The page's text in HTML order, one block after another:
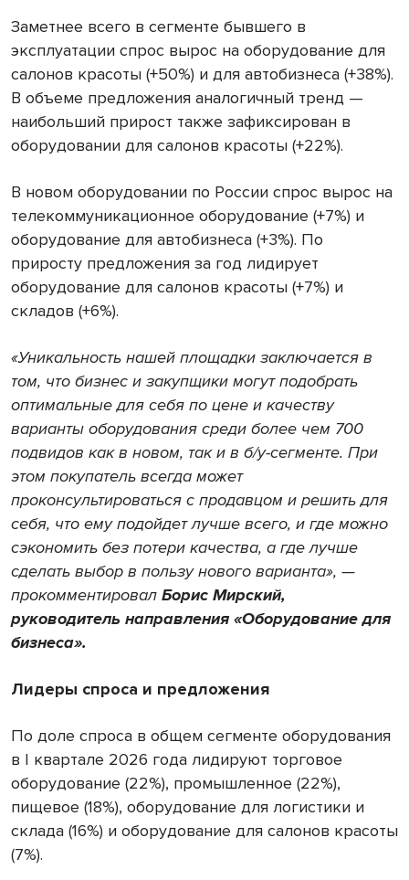
Заметнее всего в сегменте бывшего в
эксплуатации спрос вырос на оборудование для
салонов красоты (+50%) и для автобизнеса (+38%).
В объеме предложения аналогичный тренд —
наибольший прирост также зафиксирован в
оборудовании для салонов красоты (+22%).
В новом оборудовании по России спрос вырос на
телекоммуникационное оборудование (+7%) и
оборудование для автобизнеса (+3%). По
приросту предложения за год лидирует
оборудование для салонов красоты (+7%) и
складов (+6%).
«Уникальность нашей площадки заключается в
том, что бизнес и закупщики могут подобрать
оптимальные для себя по цене и качеству
варианты оборудования среди более чем 700
подвидов как в новом, так и в б/у-сегменте. При
этом покупатель всегда может
проконсультироваться с продавцом и решить для
себя, что ему подойдет лучше всего, и где можно
сэкономить без потери качества, а где лучше
сделать выбор в пользу нового варианта», —
прокомментировал Борис Мирский,
руководитель направления «Оборудование для
бизнеса».
Лидеры спроса и предложения
По доле спроса в общем сегменте оборудования
в I квартале 2026 года лидируют торговое
оборудование (22%), промышленное (22%),
пищевое (18%), оборудование для логистики и
склада (16%) и оборудование для салонов красоты
(7%).